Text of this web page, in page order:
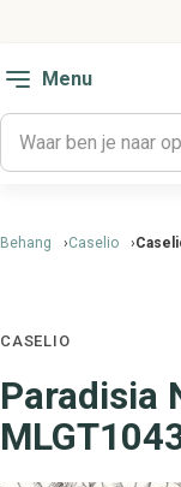
Menu
Behang Caselio
CASELIO
Paradisia